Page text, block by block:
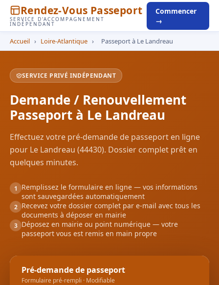
Rendez-Vous Passeport
SERVICE D'ACCOMPAGNEMENT
INDÉPENDANT
Commencer
→
Accueil › Loire-Atlantique › Passeport à Le Landreau
SERVICE PRIVÉ INDÉPENDANT
Demande / Renouvellement
Passeport à Le Landreau
Effectuez votre pré-demande de passeport en ligne
pour Le Landreau (44430). Dossier complet prêt en
quelques minutes.
1
Remplissez le formulaire en ligne — vos informations
sont sauvegardées automatiquement
2 Recevez votre dossier complet par e-mail avec tous les
documents à déposer en mairie
3 Déposez en mairie ou point numérique — votre
passeport vous est remis en main propre
Pré-demande de passeport
Formulaire pré-rempli · Modifiable